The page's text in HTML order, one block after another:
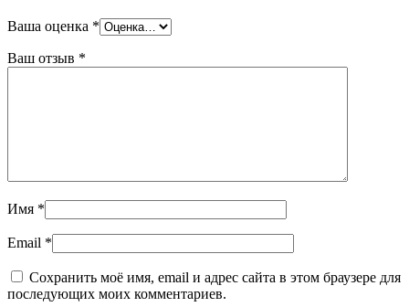
Ваша оценка *
Ваш отзыв *
Имя *
Email *
Сохранить моё имя, email и адрес сайта в этом браузере для
последующих моих комментариев.